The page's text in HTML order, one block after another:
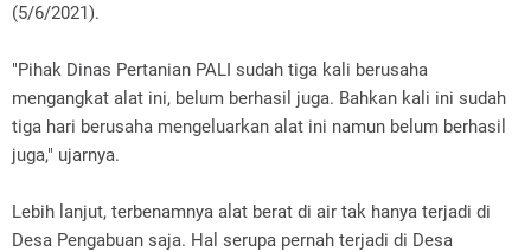
(5/6/2021).
"Pihak Dinas Pertanian PALI sudah tiga kali berusaha
mengangkat alat ini, belum berhasil juga. Bahkan kali ini sudah
tiga hari berusaha mengeluarkan alat ini namun belum berhasil
juga," ujarnya.
Lebih lanjut, terbenamnya alat berat di air tak hanya terjadi di
Desa Pengabuan saja. Hal serupa pernah terjadi di Desa